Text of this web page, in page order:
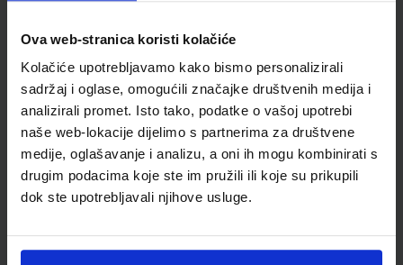
Ova web-stranica koristi kolačiće
Kolačiće upotrebljavamo kako bismo personalizirali
sadržaj i oglase, omogućili značajke društvenih medija i
analizirali promet. Isto tako, podatke o vašoj upotrebi
naše web-lokacije dijelimo s partnerima za društvene
medije, oglašavanje i analizu, a oni ih mogu kombinirati s
drugim podacima koje ste im pružili ili koje su prikupili
dok ste upotrebljavali njihove usluge.
Udžbenik Omot
POVIJEST 8; udžbenik iz povijesti za osmi razred osnovne
škole
Autor(i):Nazor Barić Brigović Kačić Alesić Racić Racić
Nakladnik:ALFA d.d. Registarski broj ministarstva:7284
ŠIFRA OMOTA:500179